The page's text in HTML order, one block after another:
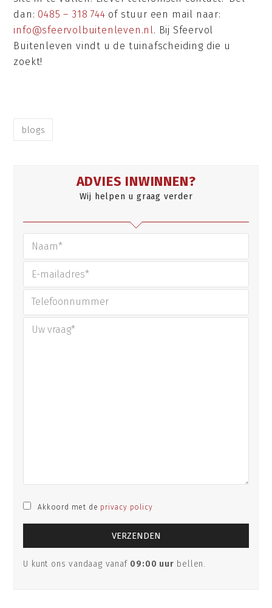
dan: 0485 – 318 744 of stuur een mail naar:
info@sfeervolbuitenleven.nl. Bij Sfeervol
Buitenleven vindt u de tuinafscheiding die u
zoekt!
blogs
ADVIES INWINNEN?
Wij helpen u graag verder
Akkoord met de privacy policy
U kunt ons vandaag vanaf 09:00 uur bellen.